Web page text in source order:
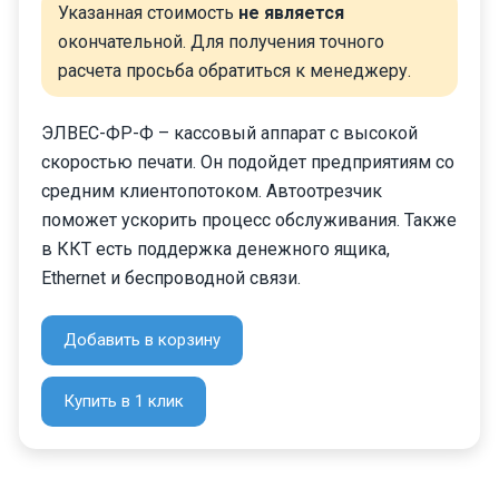
Указанная стоимость не является
окончательной. Для получения точного
расчета просьба обратиться к менеджеру.
ЭЛВЕС-ФР-Ф – кассовый аппарат с высокой
скоростью печати. Он подойдет предприятиям со
средним клиентопотоком. Автоотрезчик
поможет ускорить процесс обслуживания. Также
в ККТ есть поддержка денежного ящика,
Ethernet и беспроводной связи.
Добавить в корзину
Купить в 1 клик